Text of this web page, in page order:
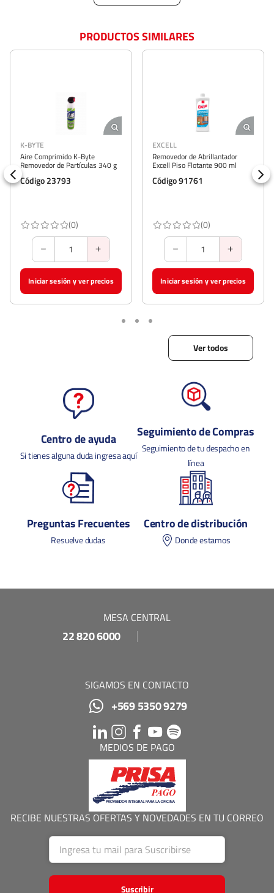
resinosos y otras impurezas. *Se evapora sin dejar restos *Deja un
PRODUCTOS SIMILARES
K-BYTE
Aire Comprimido K-Byte
Removedor de Partículas 340 g
Código 23793
(0)
Iniciar sesión y ver precios
EXCELL
Removedor de Abrillantador
Excell Piso Flotante 900 ml
Código 91761
(0)
Iniciar sesión y ver precios
Ver todos
Centro de ayuda
Si tienes alguna duda ingresa aquí
Seguimiento de Compras
Seguimiento de tu despacho en
línea
Preguntas Frecuentes
Resuelve dudas
Centro de distribución
Donde estamos
MESA CENTRAL
22 820 6000
SIGAMOS EN CONTACTO
+569 5350 9279
MEDIOS DE PAGO
RECIBE NUESTRAS OFERTAS Y NOVEDADES EN TU CORREO
Suscribir